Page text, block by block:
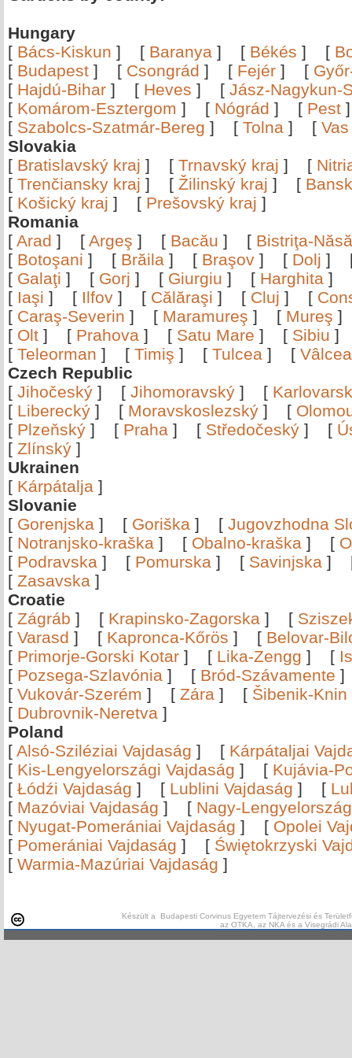
Hungary
[ Bács-Kiskun ] [ Baranya ] [ Békés ] [
[ Budapest ] [ Csongrád ] [ Fejér ] [
[ Hajdú-Bihar ] [ Heves ] [ Jász-Nagykun-
[ Komárom-Esztergom ] [ Nógrád ] [ Pest
[ Szabolcs-Szatmár-Bereg ] [ Tolna ] [ Vas
Slovakia
[ Bratislavský kraj ] [ Trnavský kraj ] [
[ Trenčiansky kraj ] [ Žilinský kraj ] [
[ Košický kraj ] [ Prešovský kraj ]
Romania
[ Arad ] [ Argeş ] [ Bacău ] [ Bistriţa-
[ Botoşani ] [ Brăila ] [ Braşov ] [ Dolj ]
[ Galaţi ] [ Gorj ] [ Giurgiu ] [ Harghita ]
[ Iaşi ] [ Ilfov ] [ Călăraşi ] [ Cluj ] [
[ Caraş-Severin ] [ Maramureş ] [ Mureş
[ Olt ] [ Prahova ] [ Satu Mare ] [ Sibiu
[ Teleorman ] [ Timiş ] [ Tulcea ] [
Czech Republic
[ Jihočeský ] [ Jihomoravský ] [
[ Liberecký ] [ Moravskoslezský ] [
[ Plzeňský ] [ Praha ] [ Středočeský ] [
[ Zlínský ]
Ukrainen
[ Kárpátalja ]
Slovanie
[ Gorenjska ] [ Goriška ] [ Jugovzhodna
[ Notranjsko-kraška ] [ Obalno-kraška ] [
[ Podravska ] [ Pomurska ] [ Savinjska ]
[ Zasavska ]
Croatie
[ Zágráb ] [ Krapinsko-Zagorska ] [
[ Varasd ] [ Kapronca-Kőrös ] [ Belovar-
[ Primorje-Gorski Kotar ] [ Lika-Zengg ] [
[ Pozsega-Szlavónia ] [ Bród-Szávamente
[ Vukovár-Szerém ] [ Zára ] [ Šibenik-Knin
[ Dubrovnik-Neretva ]
Poland
[ Alsó-Sziléziai Vajdaság ] [ Kárpátaljai
[ Kis-Lengyelországi Vajdaság ] [ Kujávia-
[ Łódźi Vajdaság ] [ Lublini Vajdaság ] [
[ Mazóviai Vajdaság ] [ Nagy-
[ Nyugat-Pomerániai Vajdaság ] [ Opolei
[ Pomerániai Vajdaság ] [ Świętokrzyski
[ Warmia-Mazúriai Vajdaság ]
Készült a Budapesti Corvinus Egyetem Tájtervezési és
az OTKA, az NKA és a Visegrádi